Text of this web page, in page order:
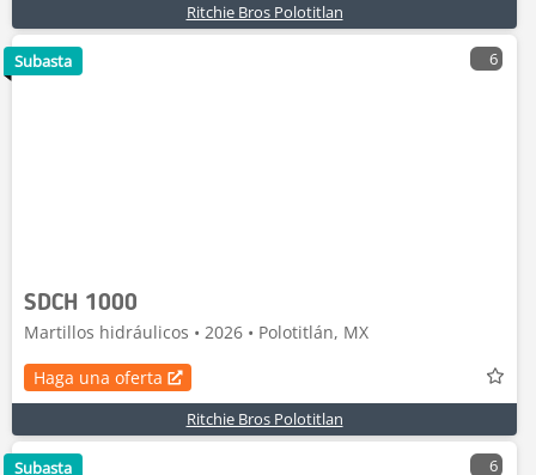
Ritchie Bros Polotitlan
6
SDCH 1000
Martillos hidráulicos • 2026 • Polotitlán, MX
Haga una oferta
Ritchie Bros Polotitlan
Subasta
6
Subasta